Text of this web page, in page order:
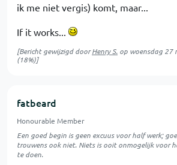
ik me niet vergis) komt, maar...
If it works...
[Bericht gewijzigd doorHenry S. op woensdag 27
(18%)]
fatbeard
Honourable Member
Een goed begin is geen excuus voor half werk;
trouwens ook niet. Niets is ooit onmogelijk voor
te doen.